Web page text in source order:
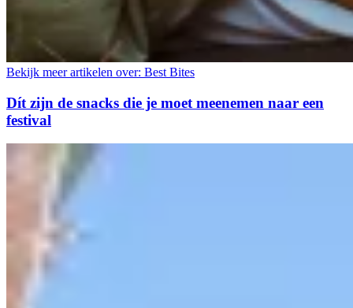
Bekijk meer artikelen over: Best Bites
Dít zijn de snacks die je moet meenemen naar een
festival